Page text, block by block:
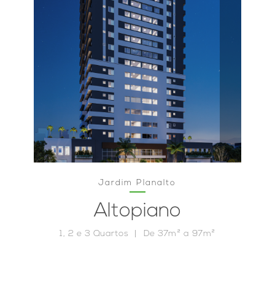
Jardim Planalto
Altopiano
1, 2 e 3 Quartos De 37m² a 97m²